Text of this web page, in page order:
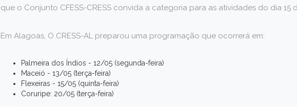
que o Conjunto CFESS-CRESS convida a categoria para as atividades do dia 15
Em Alagoas, O CRESS-AL preparou uma programação que ocorrerá em:
Palmeira dos Índios - 12/05 (segunda-feira)
Maceió - 13/05 (terça-feira)
Flexeiras - 15/05 (quinta-feira)
Coruripe: 20/05 (terça-feira)